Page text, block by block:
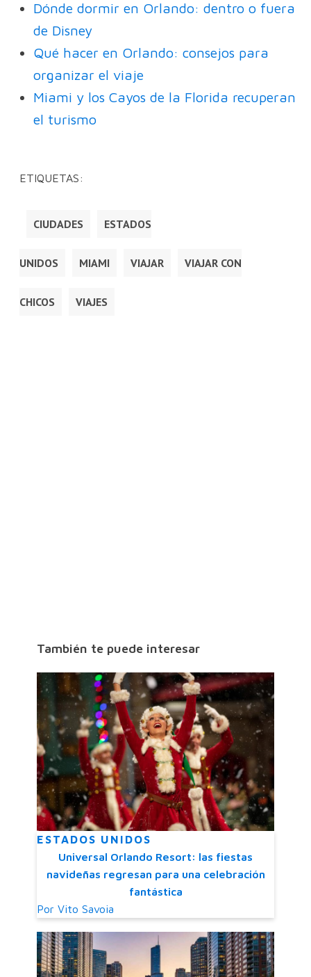
Dónde dormir en Orlando: dentro o fuera
de Disney
Qué hacer en Orlando: consejos para
organizar el viaje
Miami y los Cayos de la Florida recuperan
el turismo
ETIQUETAS:
CIUDADES ESTADOS
UNIDOS MIAMI VIAJAR VIAJAR CON
CHICOS VIAJES
También te puede interesar
ESTADOS UNIDOS
Universal Orlando Resort: las fiestas
navideñas regresan para una celebración
fantástica
Por Vito Savoia